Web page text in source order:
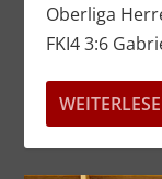
Oberliga
FKI4 3:6